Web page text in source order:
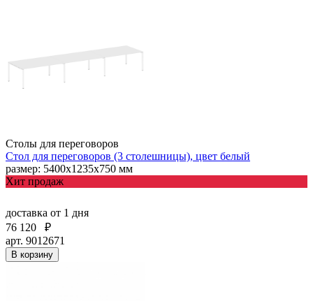
Столы для переговоров
Стол для переговоров (3 столешницы), цвет белый
размер: 5400х1235х750 мм
Хит продаж
доставка от 1 дня
76 120
₽
арт. 9012671
В корзину